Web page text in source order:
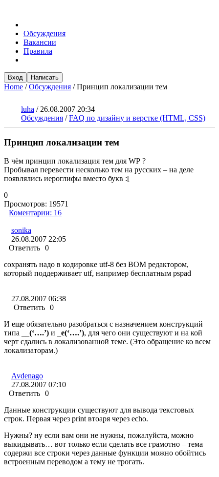
Обсуждения
Вакансии
Правила
Вход Написать
Home /Обсуждения /Принцип локализации тем
luha / 26.08.2007 20:34
Обсуждения /FAQ по дизайну и верстке (HTML, CSS)
Принцип локализации тем
В чём принцип локализация тем для WP ?
Пробывал перевести несколько тем на русских – на деле
появлялись иероглифы вместо букв :[
0
Просмотров: 19571
Коментарии: 16
sonika
26.08.2007 22:05
Ответить 0
сохранять надо в кодировке utf-8 без BOM редактором,
который поддерживает utf, например бесплатным pspad
27.08.2007 06:38
Ответить 0
И еще обязательно разобраться с назначением конструкций
типа
__(‘….’) и _e(‘….’), для чего они существуют и на кой
черт сдались в локализованной теме. (Это обращение ко всем
локализаторам.)
Avdenago
27.08.2007 07:10
Ответить 0
Данные конструкции существуют для вывода текстовых
строк. Первая через print втоаря через echo.
Нужны? ну если вам они не нужны, пожалуйста, можно
выкидывать… вот только если сделать все грамотно – тема
содержи все строки через данные функции можно обойтись
встроенным переводом а тему не трогать.